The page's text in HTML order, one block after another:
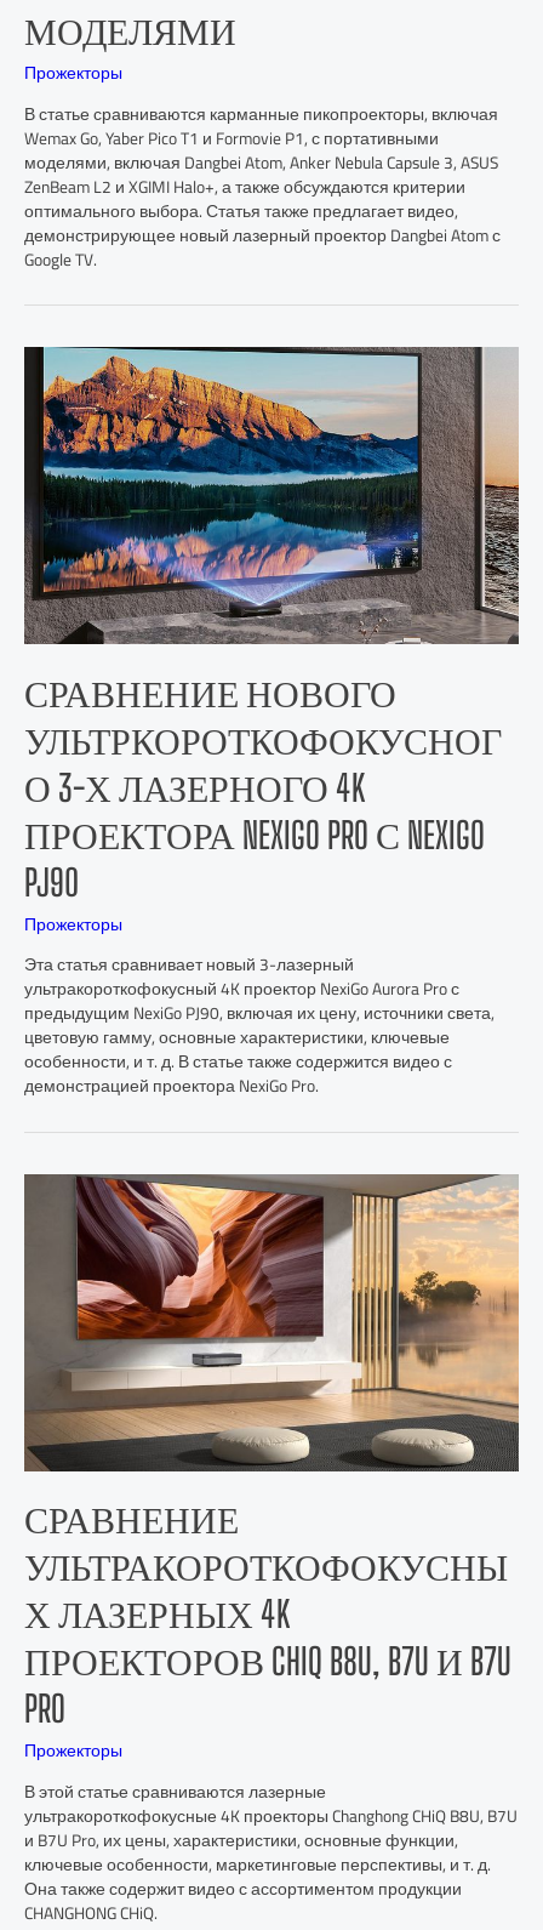
МОДЕЛЯМИ
Прожекторы
В статье сравниваются карманные пикопроекторы, включая
Wemax Go, Yaber Pico T1 и Formovie P1, с портативными
моделями, включая Dangbei Atom, Anker Nebula Capsule 3, ASUS
ZenBeam L2 и XGIMI Halo+, а также обсуждаются критерии
оптимального выбора. Статья также предлагает видео,
демонстрирующее новый лазерный проектор Dangbei Atom с
Google TV.
СРАВНЕНИЕ НОВОГО
УЛЬТРКОРОТКОФОКУСНОГ
О 3-Х ЛАЗЕРНОГО 4K
ПРОЕКТОРА NEXIGO PRO С NEXIGO
PJ90
Прожекторы
Эта статья сравнивает новый 3-лазерный
ультракороткофокусный 4K проектор NexiGo Aurora Pro с
предыдущим NexiGo PJ90, включая их цену, источники света,
цветовую гамму, основные характеристики, ключевые
особенности, и т. д. В статье также содержится видео с
демонстрацией проектора NexiGo Pro.
СРАВНЕНИЕ
УЛЬТРАКОРОТКОФОКУСНЫ
Х ЛАЗЕРНЫХ 4K
ПРОЕКТОРОВ CHIQ B8U, B7U И B7U
PRO
Прожекторы
В этой статье сравниваются лазерные
ультракороткофокусные 4K проекторы Changhong CHiQ B8U, B7U
и B7U Pro, их цены, характеристики, основные функции,
ключевые особенности, маркетинговые перспективы, и т. д.
Она также содержит видео с ассортиментом продукции
CHANGHONG CHiQ.